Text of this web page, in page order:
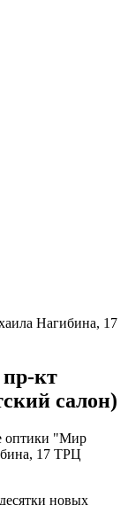
Нагибина, 17
кт
салон)
оптики "Мир
17 ТРЦ
новых